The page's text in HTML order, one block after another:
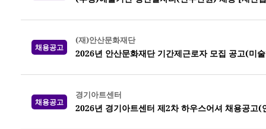
채용공고
(재)안산문화재단
2026년 안산문화재단 기간제근로자 모집 공고(미
채용공고
경기아트센터
2026년 경기아트센터 제2차 하우스어셔 채용공고(